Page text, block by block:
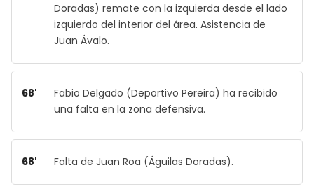
Doradas) remate con la izquierda desde el lado
izquierdo del interior del área. Asistencia de
Juan Ávalo.
68'
Fabio Delgado (Deportivo Pereira) ha recibido
una falta en la zona defensiva.
68' Falta de Juan Roa (Águilas Doradas).